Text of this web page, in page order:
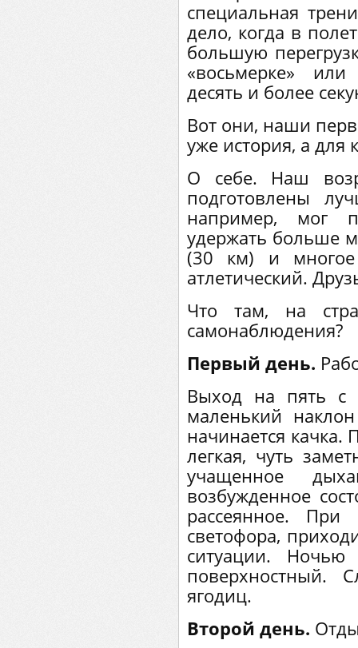
специальная
дело, когда в
большую
«восьмерке»
десять и более
Вот они, наши
уже история, а для
О себе. Наш
подготовлены
например, мог
удержать больше
(30 км) и
атлетический.
Что там, на
самонаблюдения?
Первый день.
Выход на пять с
маленький
начинается качка.
легкая, чуть
учащенное
возбужденное
рассеянное.
светофора,
ситуации. Ночью
поверхностный.
ягодиц.
Второй день.